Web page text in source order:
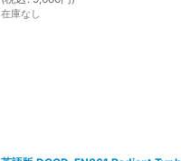
在庫なし